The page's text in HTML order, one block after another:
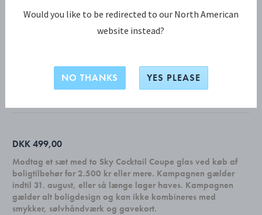
2024 Miniaturejuleuro-sæt, 3 stk.
DKK 499,00
Modtag et sæt med to Sky Cocktail Coupe glas ved køb af
boligtilbehør for 2.500 kr eller mere. Kampagnen gælder
indtil 31. august, eller så længe lager haves. Kampagnen
gælder alt boligdesign og kan ikke kombineres med
smykker, sølvhåndværk og gavekort.
Would you like to be redirected to our North American
website instead?
NO THANKS YES PLEASE